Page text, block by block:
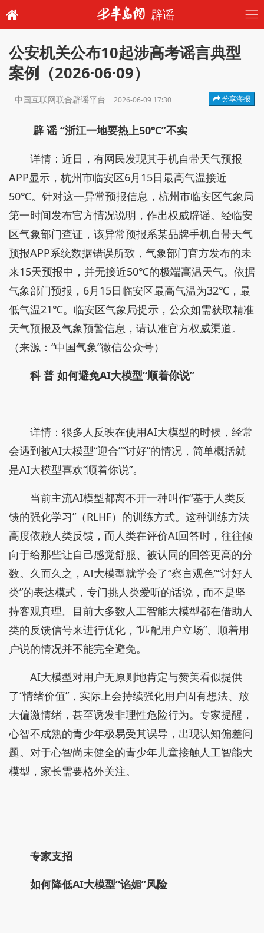
辟谣
公安机关公布10起涉高考谣言典型
案例（2026·06·09）
中国互联网联合辟谣平台 2026-06-09 17:30 分享海报
辟 谣 “浙江一地要热上50℃”不实
详情：近日，有网民发现其手机自带天气预报
APP显示，杭州市临安区6月15日最高气温接近
50℃。针对这一异常预报信息，杭州市临安区气象局
第一时间发布官方情况说明，作出权威辟谣。经临安
区气象部门查证，该异常预报系某品牌手机自带天气
预报APP系统数据错误所致，气象部门官方发布的未
来15天预报中，并无接近50℃的极端高温天气。依据
气象部门预报，6月15日临安区最高气温为32℃，最
低气温21℃。临安区气象局提示，公众如需获取精准
天气预报及气象预警信息，请认准官方权威渠道。
（来源：“中国气象”微信公众号）
科 普 如何避免AI大模型“顺着你说”
详情：很多人反映在使用AI大模型的时候，经常
会遇到被AI大模型“迎合”“讨好”的情况，简单概括就
是AI大模型喜欢“顺着你说”。
当前主流AI模型都离不开一种叫作“基于人类反
馈的强化学习”（RLHF）的训练方式。这种训练方法
高度依赖人类反馈，而人类在评价AI回答时，往往倾
向于给那些让自己感觉舒服、被认同的回答更高的分
数。久而久之，AI大模型就学会了“察言观色”“讨好人
类”的表达模式，专门挑人类爱听的话说，而不是坚
持客观真理。目前大多数人工智能大模型都在借助人
类的反馈信号来进行优化，“匹配用户立场”、顺着用
户说的情况并不能完全避免。
AI大模型对用户无原则地肯定与赞美看似提供
了“情绪价值”，实际上会持续强化用户固有想法、放
大偏激情绪，甚至诱发非理性危险行为。专家提醒，
心智不成熟的青少年极易受其误导，出现认知偏差问
题。对于心智尚未健全的青少年儿童接触人工智能大
模型，家长需要格外关注。
专家支招
如何降低AI大模型“谄媚”风险